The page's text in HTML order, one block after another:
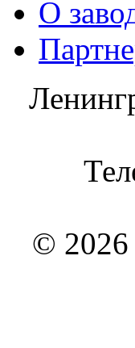
О
© 2026